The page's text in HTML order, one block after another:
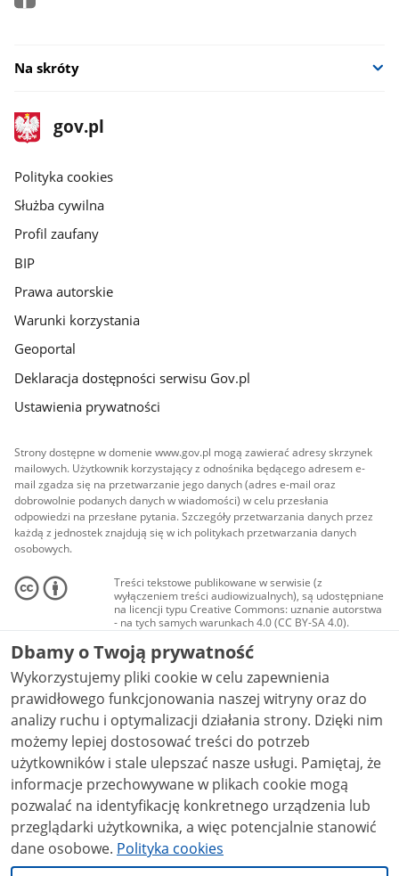
Na skróty
stopka
gov.pl
Strona
gov.pl
gov.pl
Polityka cookies
Służba cywilna
Profil zaufany
BIP
Prawa autorskie
Warunki korzystania
Geoportal
Deklaracja dostępności serwisu Gov.pl
Ustawienia prywatności
Strony dostępne w domenie www.gov.pl mogą zawierać adresy skrzynek
mailowych. Użytkownik korzystający z odnośnika będącego adresem e-
mail zgadza się na przetwarzanie jego danych (adres e-mail oraz
dobrowolnie podanych danych w wiadomości) w celu przesłania
odpowiedzi na przesłane pytania. Szczegóły przetwarzania danych przez
każdą z jednostek znajdują się w ich politykach przetwarzania danych
osobowych.
Treści tekstowe publikowane w serwisie (z
wyłączeniem treści audiowizualnych), są udostępniane
na licencji typu Creative Commons: uznanie autorstwa
- na tych samych warunkach 4.0 (CC BY-SA 4.0).
Materiały audiowizualne, w tym zdjęcia, materiały
audio i wideo, są udostępniane na licencji typu
Creative Commons: uznanie autorstwa użycie
niekomercyjne - bez utworów zależnych 4.0 (CC BY-
NC-ND 4.0), o ile nie jest to stwierdzone inaczej.
Dbamy o Twoją prywatność
Wykorzystujemy pliki cookie w celu zapewnienia
prawidłowego funkcjonowania naszej witryny oraz do
analizy ruchu i optymalizacji działania strony. Dzięki nim
możemy lepiej dostosować treści do potrzeb
użytkowników i stale ulepszać nasze usługi. Pamiętaj, że
informacje przechowywane w plikach cookie mogą
pozwalać na identyfikację konkretnego urządzenia lub
przeglądarki użytkownika, a więc potencjalnie stanowić
dane osobowe. Polityka cookies